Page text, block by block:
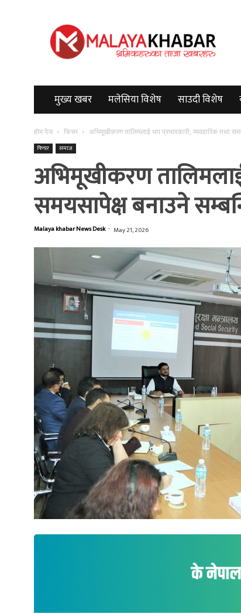
Malayakhabar
मुख्य खबर मलेसिया विशेष साउदी विशेष
होम पेज फिचर अभिमूखीकरण तालिमलाई थप प्रभावकारी, व्यवहारिक तथा
फिचर समाज
अभिमूखीकरण तालिमलाई
समयसापेक्ष बनाउने
Malaya khabar News Desk - May 21, 2026